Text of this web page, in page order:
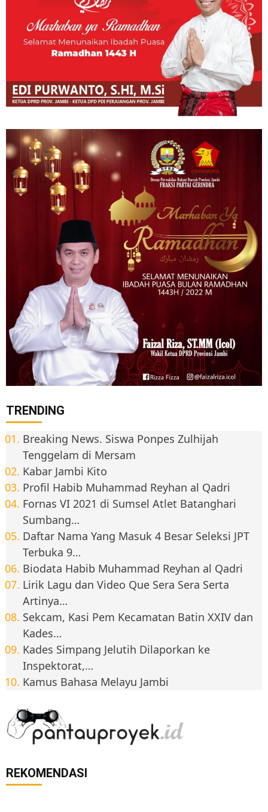
TRENDING
Breaking News. Siswa Ponpes Zulhijah
Tenggelam di Mersam
Kabar Jambi Kito
Profil Habib Muhammad Reyhan al Qadri
Fornas VI 2021 di Sumsel Atlet Batanghari
Sumbang…
Daftar Nama Yang Masuk 4 Besar Seleksi JPT
Terbuka 9…
Biodata Habib Muhammad Reyhan al Qadri
Lirik Lagu dan Video Que Sera Sera Serta
Artinya…
Sekcam, Kasi Pem Kecamatan Batin XXIV dan
Kades…
Kades Simpang Jelutih Dilaporkan ke
Inspektorat,…
Kamus Bahasa Melayu Jambi
REKOMENDASI